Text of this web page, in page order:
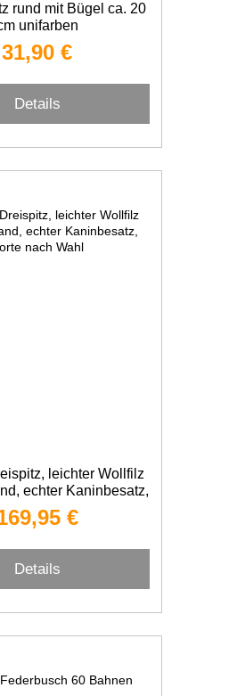
rund mit Bügel ca. 20
unifarben
31,90 €
Details
leichter Wollfilz
echter Kaninbesatz,
nach Wahl
€
Details